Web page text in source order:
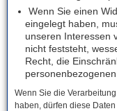
Wenn Sie einen
eingelegt haben,
unseren Interessen
nicht feststeht,
Recht, die
Wenn Sie die
haben, dürfen diese